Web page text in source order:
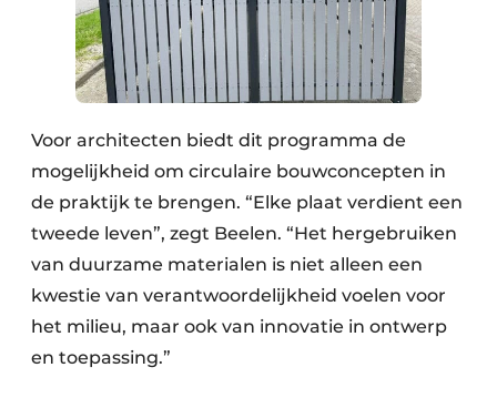
Voor architecten biedt dit programma de
mogelijkheid om circulaire bouwconcepten in
de praktijk te brengen. “Elke plaat verdient een
tweede leven”, zegt Beelen. “Het hergebruiken
van duurzame materialen is niet alleen een
kwestie van verantwoordelijkheid voelen voor
het milieu, maar ook van innovatie in ontwerp
en toepassing.”